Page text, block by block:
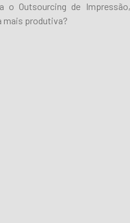
Outsourcing de
mais produtiva?